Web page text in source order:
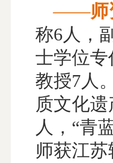
——师
称6人，
士学位专
教授7人
质文化
人，“青
师获江